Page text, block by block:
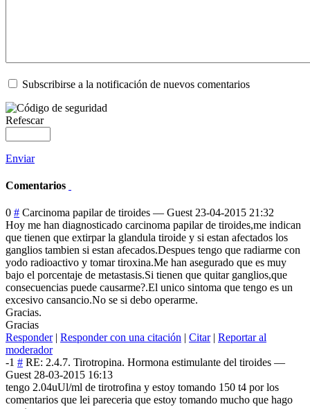
Subscribirse a la notificación de nuevos comentarios
Refescar
Enviar
Comentarios
0 # Carcinoma papilar de tiroides — Guest 23-04-2015 21:32
Hoy me han diagnosticado carcinoma papilar de tiroides,me indican
que tienen que extirpar la glandula tiroide y si estan afectados los
ganglios tambien si estan afecados.Despues tengo que radiarme con
yodo radioactivo y tomar tiroxina.Me han asegurado que es muy
bajo el porcentaje de metastasis.Si tienen que quitar ganglios,que
consecuencias puede causarme?.El unico sintoma que tengo es un
excesivo cansancio.No se si debo operarme.
Gracias.
Gracias
Responder| Responder con una citación | Citar| Reportar al
moderador
-1 # RE: 2.4.7. Tirotropina. Hormona estimulante del tiroides —
Guest 28-03-2015 16:13
tengo 2.04uUl/ml de tirotrofina y estoy tomando 150 t4 por los
comentarios que lei pareceria que estoy tomando mucho que hago